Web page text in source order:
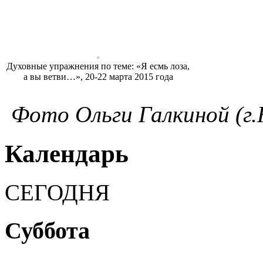
Духовные упражнения по теме: «Я есмь лоза,
а вы ветви…», 20-22 марта 2015 года
Фото Ольги Галкиной
Календарь
СЕГОДНЯ
Суббота